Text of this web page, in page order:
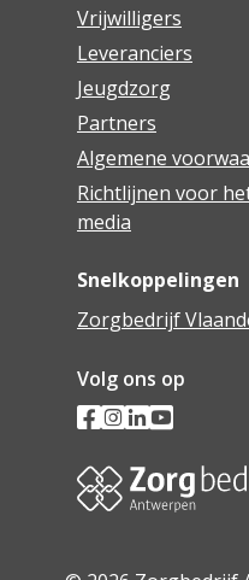
Vrijwilligers
Leveranciers
Jeugdzorg
Partners
Algemene
Richtlijnen voor
media
Snelkoppelingen
Zorgbedrijf
Volg ons op